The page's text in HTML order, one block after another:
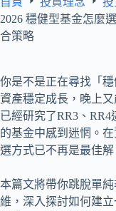
2026 穩健型基金怎麼
合策略
你是不是正在尋找「
資產穩定成長，晚上
已經研究了RR3、
的基金中感到迷惘。
選方式已不再是最佳解
本篇文將帶你跳脫單
維，深入探討如何建